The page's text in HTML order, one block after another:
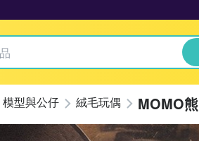
型與公仔 絨毛玩偶 MOMO熊